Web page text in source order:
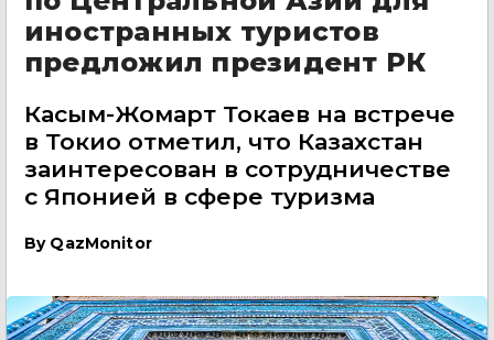
иностранных туристов
предложил президент РК
Касым-Жомарт Токаев на встрече
в Токио отметил, что Казахстан
заинтересован в сотрудничестве
с Японией в сфере туризма
By QazMonitor